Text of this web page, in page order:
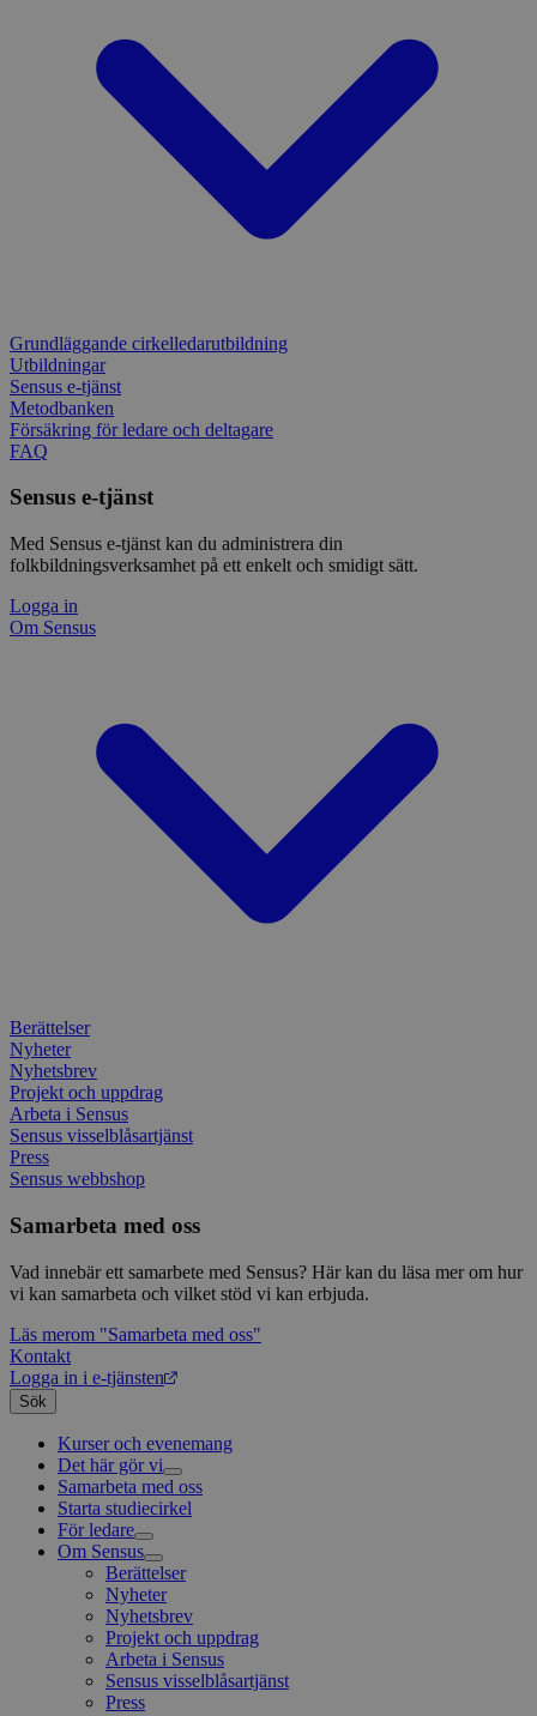
Grundläggande cirkelledarutbildning
Utbildningar
Sensus e-tjänst
Metodbanken
Försäkring för ledare och deltagare
FAQ
Sensus e-tjänst
Med Sensus e-tjänst kan du administrera din
folkbildningsverksamhet på ett enkelt och smidigt sätt.
Logga in
Om Sensus
Berättelser
Nyheter
Nyhetsbrev
Projekt och uppdrag
Arbeta i Sensus
Sensus visselblåsartjänst
Press
Sensus webbshop
Samarbeta med oss
Vad innebär ett samarbete med Sensus? Här kan du läsa mer om hur
vi kan samarbeta och vilket stöd vi kan erbjuda.
Läs merom "Samarbeta med oss"
Kontakt
Logga in i e-tjänsten
Sök
Kurser och evenemang
Det här gör vi
Livsfrågor
Interreligiöst arbete
Kultur och skapande
Körsång
Civilsamhälle
Föreningsutveckling
Scouterna
Svenska kyrkan
Existentiell hållbarhet
Agenda 2030
Samarbeta med oss
Starta studiecirkel
För ledare
Grundläggande cirkelledarutbildning
Utbildningar
Sensus e-tjänst
Metodbanken
Försäkring för ledare och deltagare
FAQ
Om Sensus
Berättelser
Nyheter
Nyhetsbrev
Projekt och uppdrag
Arbeta i Sensus
Sensus visselblåsartjänst
Press